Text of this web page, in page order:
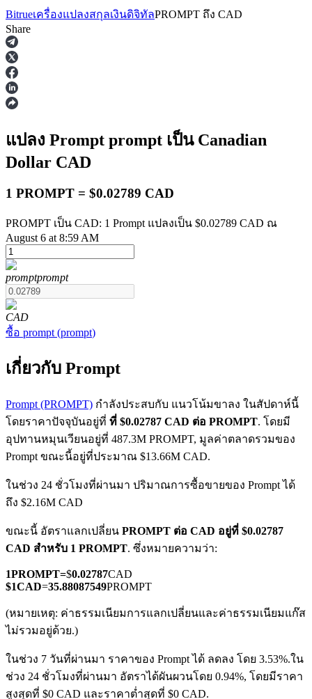
ฟิวเจอร์ส
ฟิวเจอร์สที่ใช้ USDT เป็นหลักประกัน
ฟิวเจอร์ส COIN-M
ฟิวเจอร์สสกุลเงินดิจิทัล
TradFi
อนุพันธ์ของหุ้น ฟอเร็กซ์ โลหะมีค่า และสินค้าโภคภัณฑ์
ฟิวเจอร์ส USDC
Bitrueเครื่องแปลงสกุลเงินดิจิทัลPROMPT ถึง CAD
Share
แปลง Prompt prompt เป็น Canadian
Dollar CAD
1 PROMPT = $0.02789 CAD
PROMPT เป็น CAD: 1 Prompt แปลงเป็น $0.02789 CAD ณ
August 6 at 8:59 AM
promptprompt
CAD
ซื้อ prompt (prompt)
เกี่ยวกับ Prompt
Prompt (PROMPT) กำลังประสบกับ แนวโน้มขาลง ในสัปดาห์นี้
โดยราคาปัจจุบันอยู่ที่ ที่ $0.02787 CAD ต่อ PROMPT. โดยมี
อุปทานหมุนเวียนอยู่ที่ 487.3M PROMPT, มูลค่าตลาดรวมของ
Prompt ขณะนี้อยู่ที่ประมาณ $13.66M CAD.
ในช่วง 24 ชั่วโมงที่ผ่านมา ปริมาณการซื้อขายของ Prompt ได้
ถึง $2.16M CAD
ขณะนี้ อัตราแลกเปลี่ยน PROMPT ต่อ CAD อยู่ที่ $0.02787
CAD สำหรับ 1 PROMPT. ซึ่งหมายความว่า:
1PROMPT=$0.02787CAD
$1CAD=35.88087549PROMPT
(หมายเหตุ: ค่าธรรมเนียมการแลกเปลี่ยนและค่าธรรมเนียมแก๊ส
ไม่รวมอยู่ด้วย.)
ในช่วง 7 วันที่ผ่านมา ราคาของ Prompt ได้ ลดลง โดย 3.53%.ใน
ช่วง 24 ชั่วโมงที่ผ่านมา อัตราได้ผันผวนโดย 0.94%, โดยมีราคา
สูงสุดที่ $0 CAD และราคาต่ำสุดที่ $0 CAD.